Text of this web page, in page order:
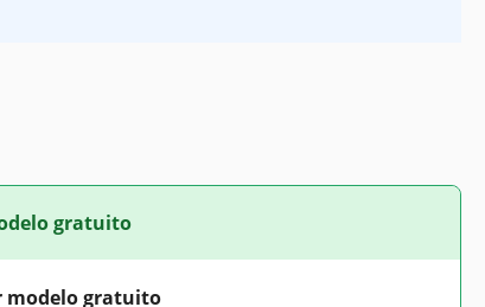
gratuito
modelo gratuito